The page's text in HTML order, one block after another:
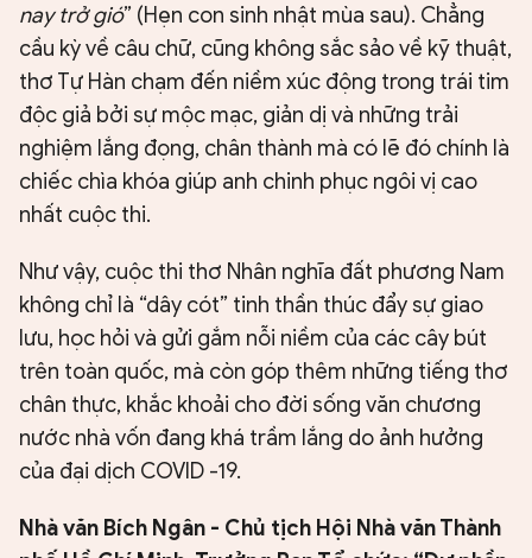
nay trở gió” (Hẹn con sinh nhật mùa sau). Chẳng
cầu kỳ về câu chữ, cũng không sắc sảo về kỹ thuật,
thơ Tự Hàn chạm đến niềm xúc động trong trái tim
độc giả bởi sự mộc mạc, giản dị và những trải
nghiệm lắng đọng, chân thành mà có lẽ đó chính là
chiếc chìa khóa giúp anh chinh phục ngôi vị cao
nhất cuộc thi.
Như vậy, cuộc thi thơ Nhân nghĩa đất phương Nam
không chỉ là “dây cót” tinh thần thúc đẩy sự giao
lưu, học hỏi và gửi gắm nỗi niềm của các cây bút
trên toàn quốc, mà còn góp thêm những tiếng thơ
chân thực, khắc khoải cho đời sống văn chương
nước nhà vốn đang khá trầm lắng do ảnh hưởng
của đại dịch COVID -19.
Nhà văn Bích Ngân - Chủ tịch Hội Nhà văn Thành